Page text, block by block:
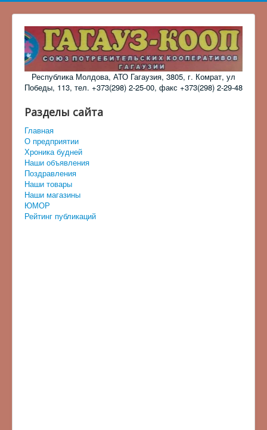
Республика Молдова, АТО Гагаузия, 3805, г. Комрат, ул
Победы, 113, тел. +373(298) 2-25-00, факс +373(298) 2-29-48
Разделы сайта
Главная
О предприятии
Хроника будней
Наши объявления
Поздравления
Наши товары
Наши магазины
ЮМОР
Рейтинг публикаций